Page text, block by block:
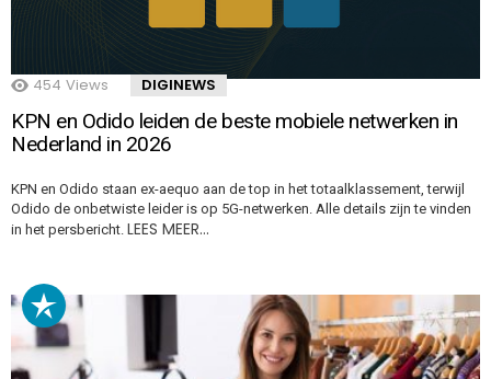
454 Views DIGINEWS
KPN en Odido leiden de beste mobiele netwerken in
Nederland in 2026
KPN en Odido staan ex-aequo aan de top in het totaalklassement, terwijl
Odido de onbetwiste leider is op 5G-netwerken. Alle details zijn te vinden
in het persbericht. LEES MEER…